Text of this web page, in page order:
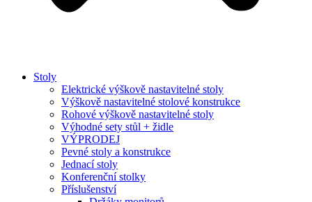
Stoly
Elektrické výškově nastavitelné stoly
Výškově nastavitelné stolové konstrukce
Rohové výškově nastavitelné stoly
Výhodné sety stůl + židle
VÝPRODEJ
Pevné stoly a konstrukce
Jednací stoly
Konferenční stolky
Příslušenství